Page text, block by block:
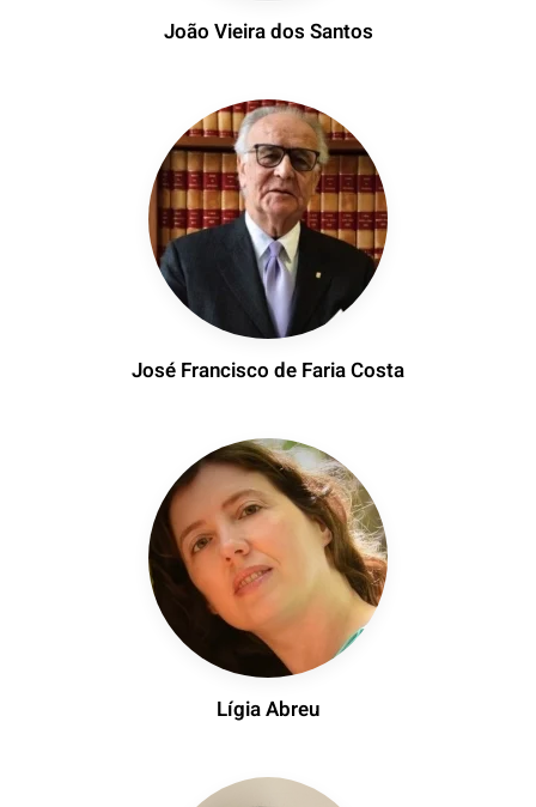
João Vieira dos Santos
José Francisco de Faria Costa
Lígia Abreu